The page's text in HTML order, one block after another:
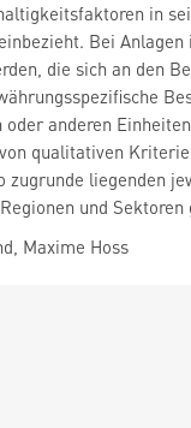
in
Bei
die sich an den
anderen
qualitativen
liegenden
und
Maxime Hoss